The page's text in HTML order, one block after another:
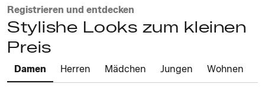
Registrieren und entdecken
Stylishe Looks zum kleinen
Preis
Damen Herren Mädchen Jungen Wohnen